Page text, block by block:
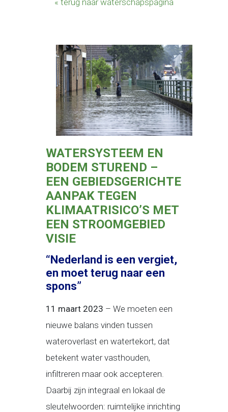
« terug naar waterschapspagina
WATERSYSTEEM EN
BODEM STUREND –
EEN GEBIEDSGERICHTE
AANPAK TEGEN
KLIMAATRISICO’S MET
EEN STROOMGEBIED
VISIE
“Nederland is een vergiet,
en moet terug naar een
spons”
11 maart 2023 – We moeten een
nieuwe balans vinden tussen
wateroverlast en watertekort, dat
betekent water vasthouden,
infiltreren maar ook accepteren.
Daarbij zijn integraal en lokaal de
sleutelwoorden: ruimtelijke inrichting